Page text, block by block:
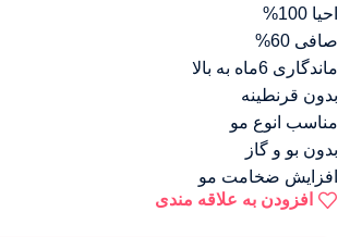
احیا 100%
صافی 60%
ماندگاری 6ماه به بالا
بدون قرنطینه
مناسب انوع مو
بدون بو و گاز
افزایش ضخامت مو
افزودن به علاقه مندی